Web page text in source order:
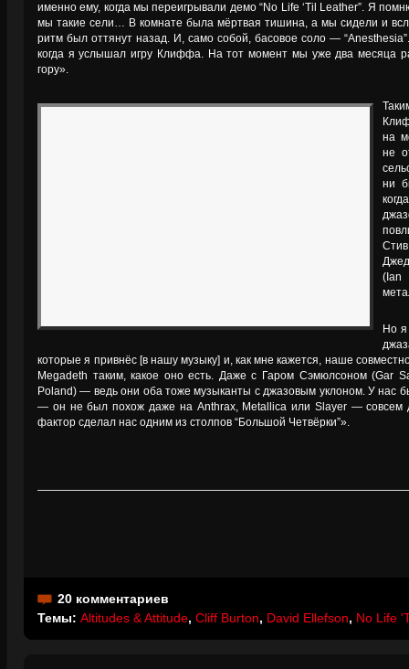
именно ему, когда мы переигрывали демо “No Life ‘Til Leather”. Я
мы такие сели… В комнате была мёртвая тишина, а мы сидели и
ритм был оттянут назад. И, само собой, басовое соло —
когда я услышал игру Клиффа. На тот момент мы уже два месяца
гору».
на
не
ни
Но я
которые я привнёс [в нашу музыку] и, как мне кажется, наше
Megadeth таким, какое оно есть. Даже с Гаром Сэмюлсоном (Gar
Poland) — ведь они оба тоже музыканты с джазовым уклоном. У нас
— он не был похож даже на Anthrax, Metallica или Slayer — совсем
фактор сделал нас одним из столпов “Большой Четвёрки”».
20 комментариев
Темы: Altitudes & Attitude, Cliff Burton, David Ellefson, No Life